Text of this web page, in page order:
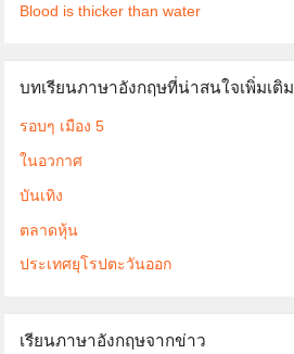
Blood is thicker than water
บทเรียนภาษาอังกฤษที่น่าสนใจเพิ่มเติม
รอบๆ เมือง 5
ในอวกาศ
บันเทิง
ตลาดหุ้น
ประเทศยุโรปตะวันออก
เรียนภาษาอังกฤษจากข่าว